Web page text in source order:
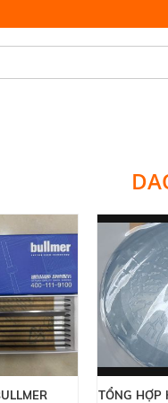
TỔNG HỢP